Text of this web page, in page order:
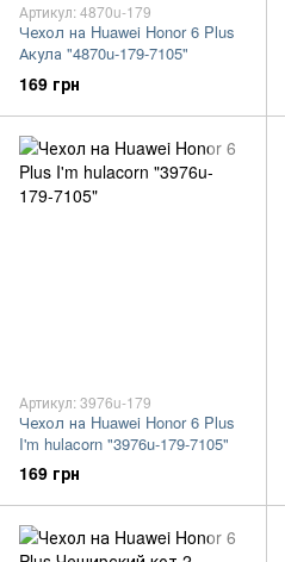
Артикул: 4870u-179
Чехол на Huawei Honor 6 Plus
Акула "4870u-179-7105"
169 грн
Артикул: 3976u-179
Чехол на Huawei Honor 6 Plus
I'm hulacorn "3976u-179-7105"
169 грн